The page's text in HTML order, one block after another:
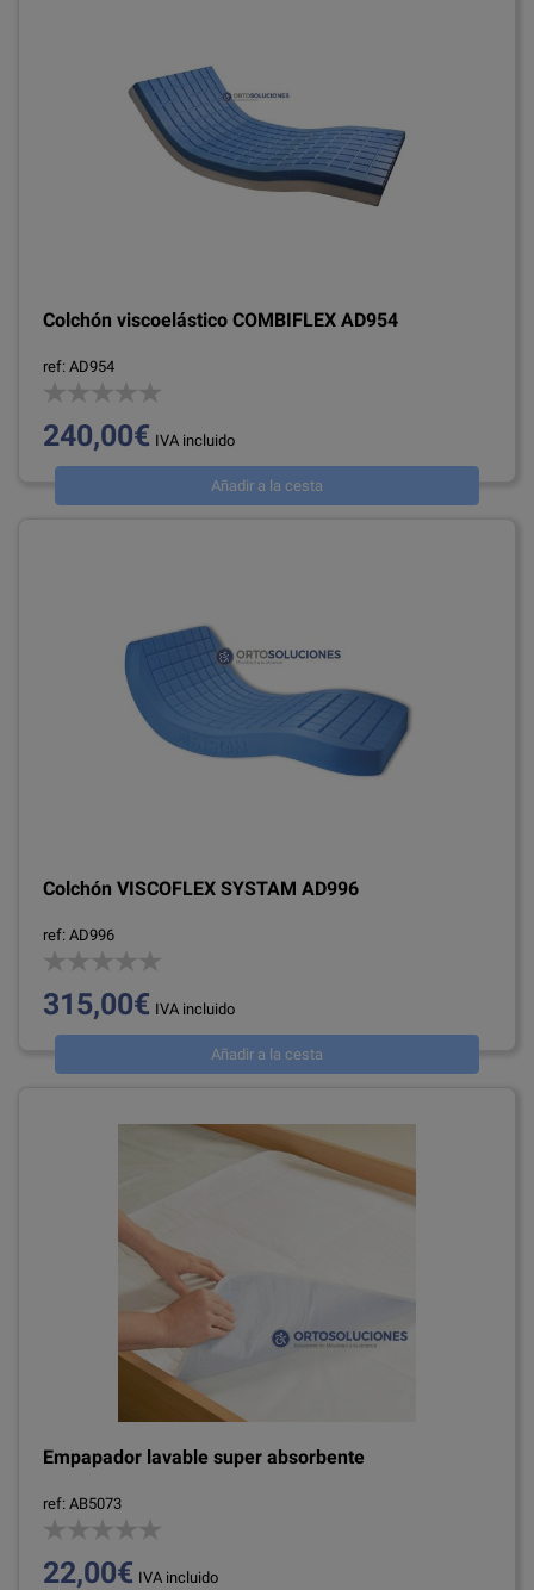
Colchón viscoelástico COMBIFLEX AD954
ref: AD954
240,00€ IVA incluido
Añadir a la cesta
Colchón VISCOFLEX SYSTAM AD996
ref: AD996
315,00€ IVA incluido
Añadir a la cesta
Empapador lavable super absorbente
ref: AB5073
22,00€ IVA incluido